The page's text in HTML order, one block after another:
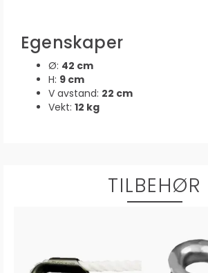
Egenskaper
Ø: 42 cm
H: 9 cm
V avstand: 22 cm
Vekt: 12 kg
TILBEHØR